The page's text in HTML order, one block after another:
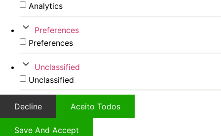
Analytics
Preferences
Preferences
Unclassified
Unclassified
Decline Aceito Todos
Save And Accept